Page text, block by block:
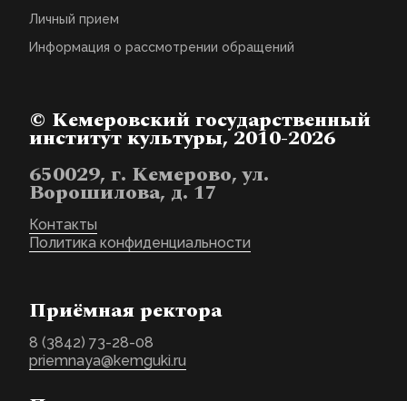
Личный прием
Информация о рассмотрении обращений
© Кемеровский государственный
институт культуры, 2010-2026
650029, г. Кемерово, ул.
Ворошилова, д. 17
Контакты
Политика конфиденциальности
Приёмная ректора
8 (3842) 73-28-08
priemnaya@kemguki.ru